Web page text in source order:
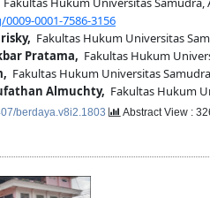
0001-7586-3156
Fakultas Hukum Universitas
Pratama, Fakultas Hukum
Fakultas Hukum Universitas
Almuchty, Fakultas Hukum
berdaya.v8i2.1803 Abstract View :